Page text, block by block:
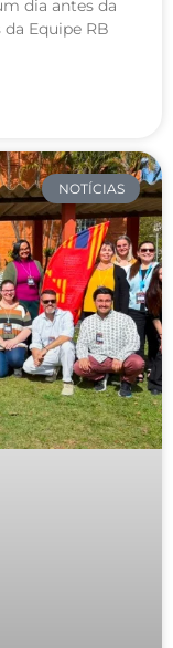
dia antes da
Equipe RB
NOTÍCIAS